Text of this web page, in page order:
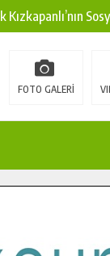
Kızkapanlı’nın
Modern
Başarı:
FOTO GALERİ